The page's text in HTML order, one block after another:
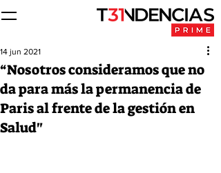
“Nosotros consideramos que no
da para más la permanencia de
Paris al frente de la gestión en
Salud"
14 jun 2021